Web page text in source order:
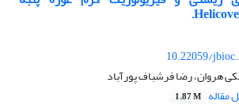
10.22059/
هروان، رضا فرشباف پورآباد
مقاله 1.87 M